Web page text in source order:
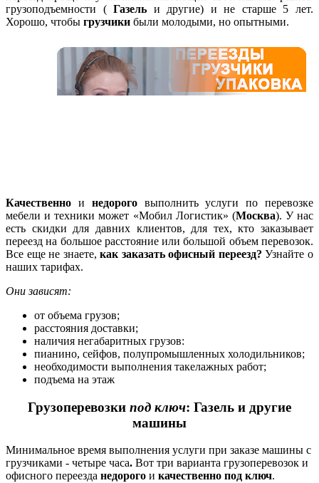
грузоподъемности (Газель и другие) и не старше 5 лет.
Хорошо, чтобы грузчики были молодыми, но опытными.
Качественно и недорого выполнить услуги по перевозке
мебели и техники может «Мобил Логистик» (Москва). У нас
есть скидки для давних клиентов, для тех, кто заказывает
переезд на большое расстояние или большой объем перевозок.
Все еще не знаете,как заказать офисный переезд?Узнайте о
наших тарифах.
Они зависят:
от объема грузов;
расстояния доставки;
наличия негабаритных грузов:
пианино, сейфов, полупромышленных холодильников;
необходимости выполнения такелажных работ;
подъема на этаж
Грузоперевозки под ключ: Газель и другие
машины
Минимальное время выполнения услуги при заказе машины с
грузчиками - четыре часа. Вот три варианта грузоперевозок и
офисного переезда недорого и качественно под ключ.